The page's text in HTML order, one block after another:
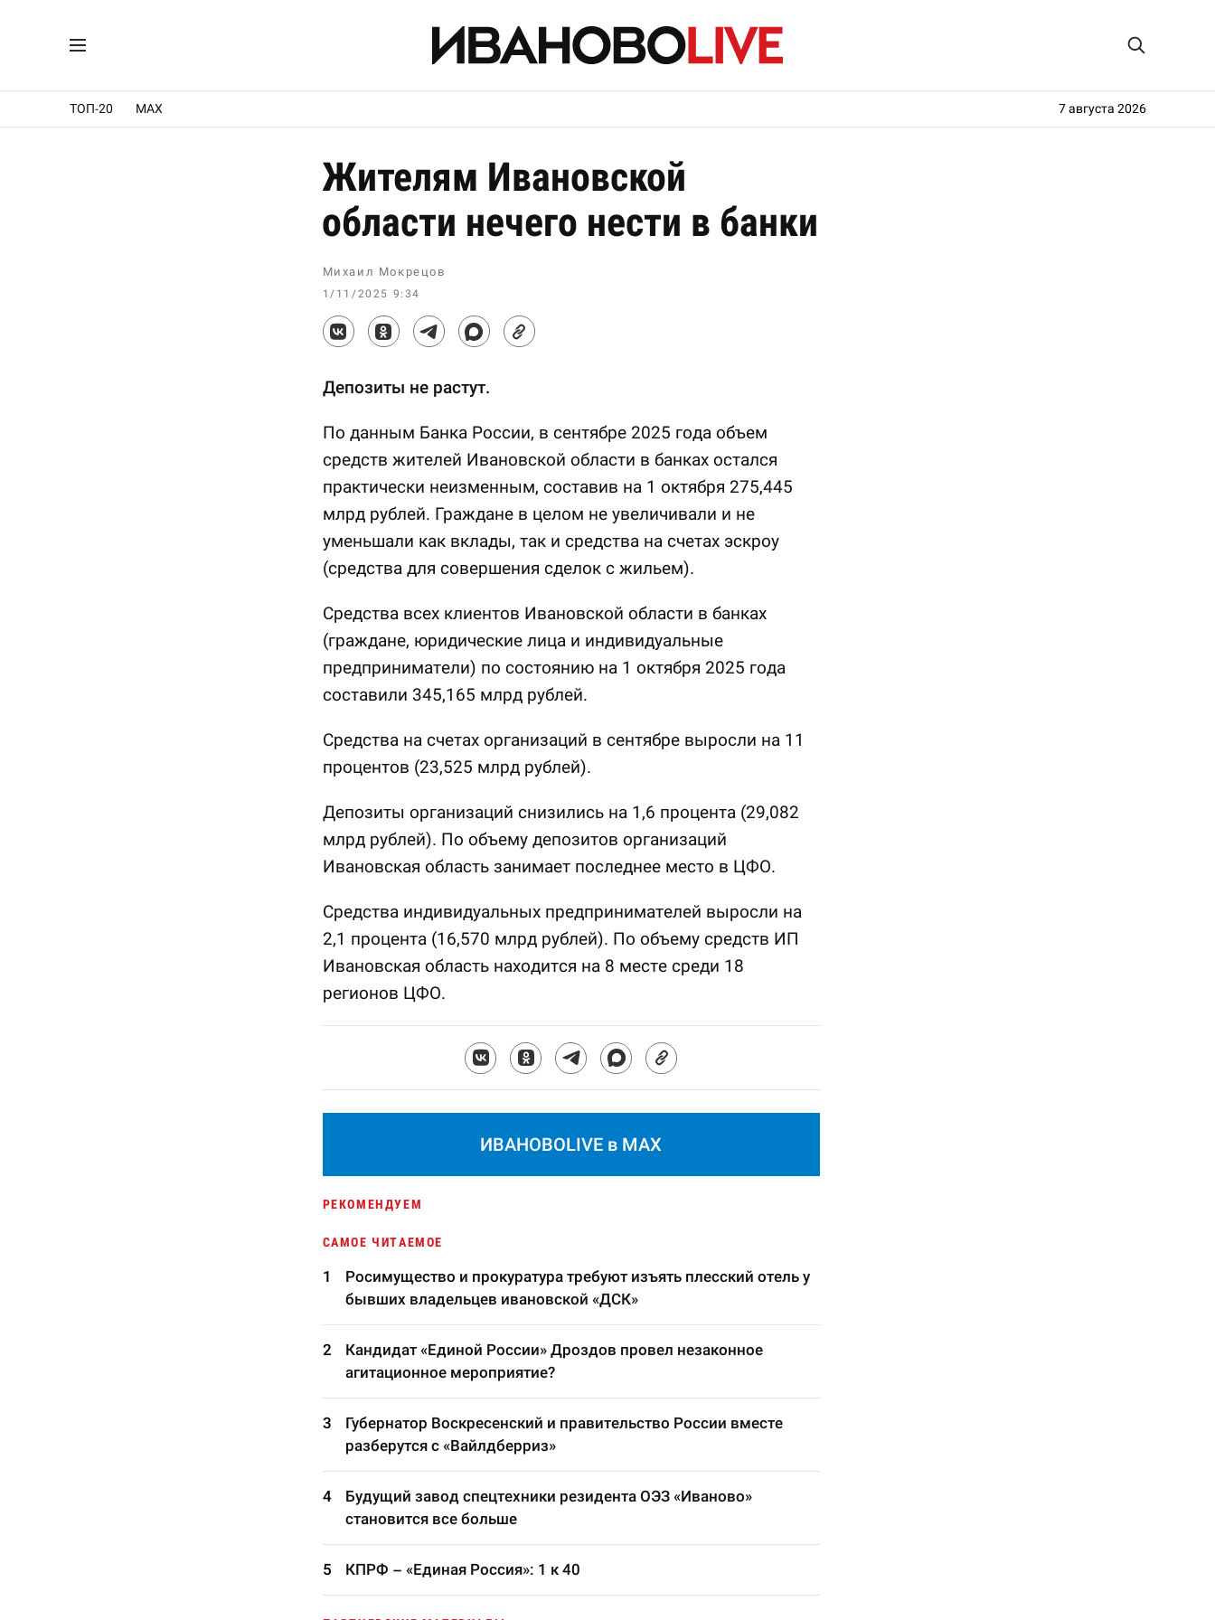
ТОП-20 MAX 7 августа 2026
Жителям Ивановской
области нечего нести в банки
Михаил Мокрецов
1/11/2025 9:34
Депозиты не растут.
По данным Банка России, в сентябре 2025 года объем
средств жителей Ивановской области в банках остался
практически неизменным, составив на 1 октября 275,445
млрд рублей. Граждане в целом не увеличивали и не
уменьшали как вклады, так и средства на счетах эскроу
(средства для совершения сделок с жильем).
Средства всех клиентов Ивановской области в банках
(граждане, юридические лица и индивидуальные
предприниматели) по состоянию на 1 октября 2025 года
составили 345,165 млрд рублей.
Средства на счетах организаций в сентябре выросли на 11
процентов (23,525 млрд рублей).
Депозиты организаций снизились на 1,6 процента (29,082
млрд рублей). По объему депозитов организаций
Ивановская область занимает последнее место в ЦФО.
Средства индивидуальных предпринимателей выросли на
2,1 процента (16,570 млрд рублей). По объему средств ИП
Ивановская область находится на 8 месте среди 18
регионов ЦФО.
ИВАНОВОLIVE в MAX
РЕКОМЕНДУЕМ
САМОЕ ЧИТАЕМОЕ
Росимущество и прокуратура требуют изъять плесский отель у
бывших владельцев ивановской «ДСК»
Кандидат «Единой России» Дроздов провел незаконное
агитационное мероприятие?
Губернатор Воскресенский и правительство России вместе
разберутся с «Вайлдберриз»
Будущий завод спецтехники резидента ОЭЗ «Иваново»
становится все больше
КПРФ – «Единая Россия»: 1 к 40